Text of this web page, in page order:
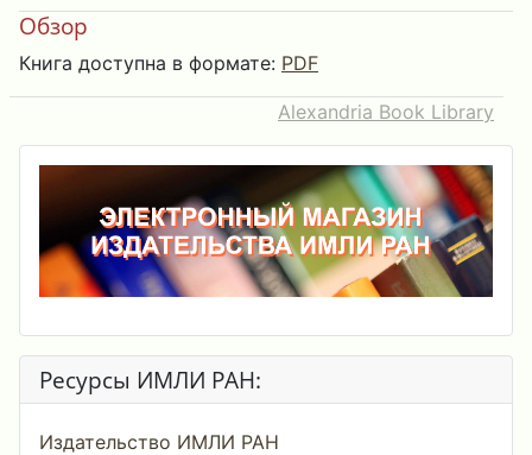
Обзор
Книга доступна в формате: PDF
Alexandria Book Library
Ресурсы ИМЛИ РАН:
Издательство ИМЛИ РАН